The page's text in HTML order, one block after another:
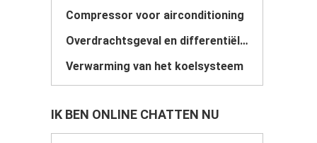
Compressor voor airconditioning
Overdrachtsgeval en differentiële verzameling
Verwarming van het koelsysteem
IK BEN ONLINE CHATTEN NU